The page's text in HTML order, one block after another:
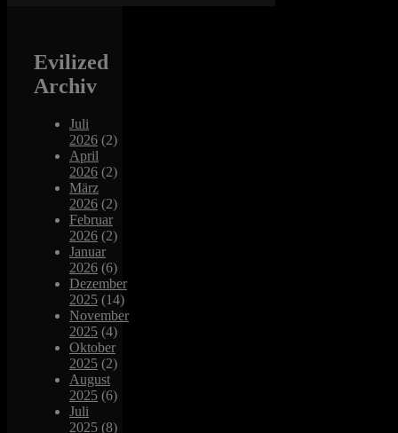
Evilized
Archiv
Juli
2026 (2)
April
2026 (2)
März
2026 (2)
Februar
2026 (2)
Januar
2026 (6)
Dezember
2025 (14)
November
2025 (4)
Oktober
2025 (2)
August
2025 (6)
Juli
2025 (8)